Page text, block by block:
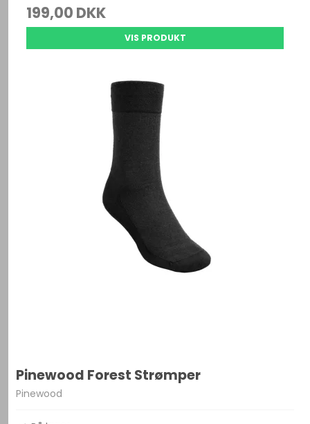
199,00 DKK
VIS PRODUKT
Pinewood Forest Strømper
Pinewood